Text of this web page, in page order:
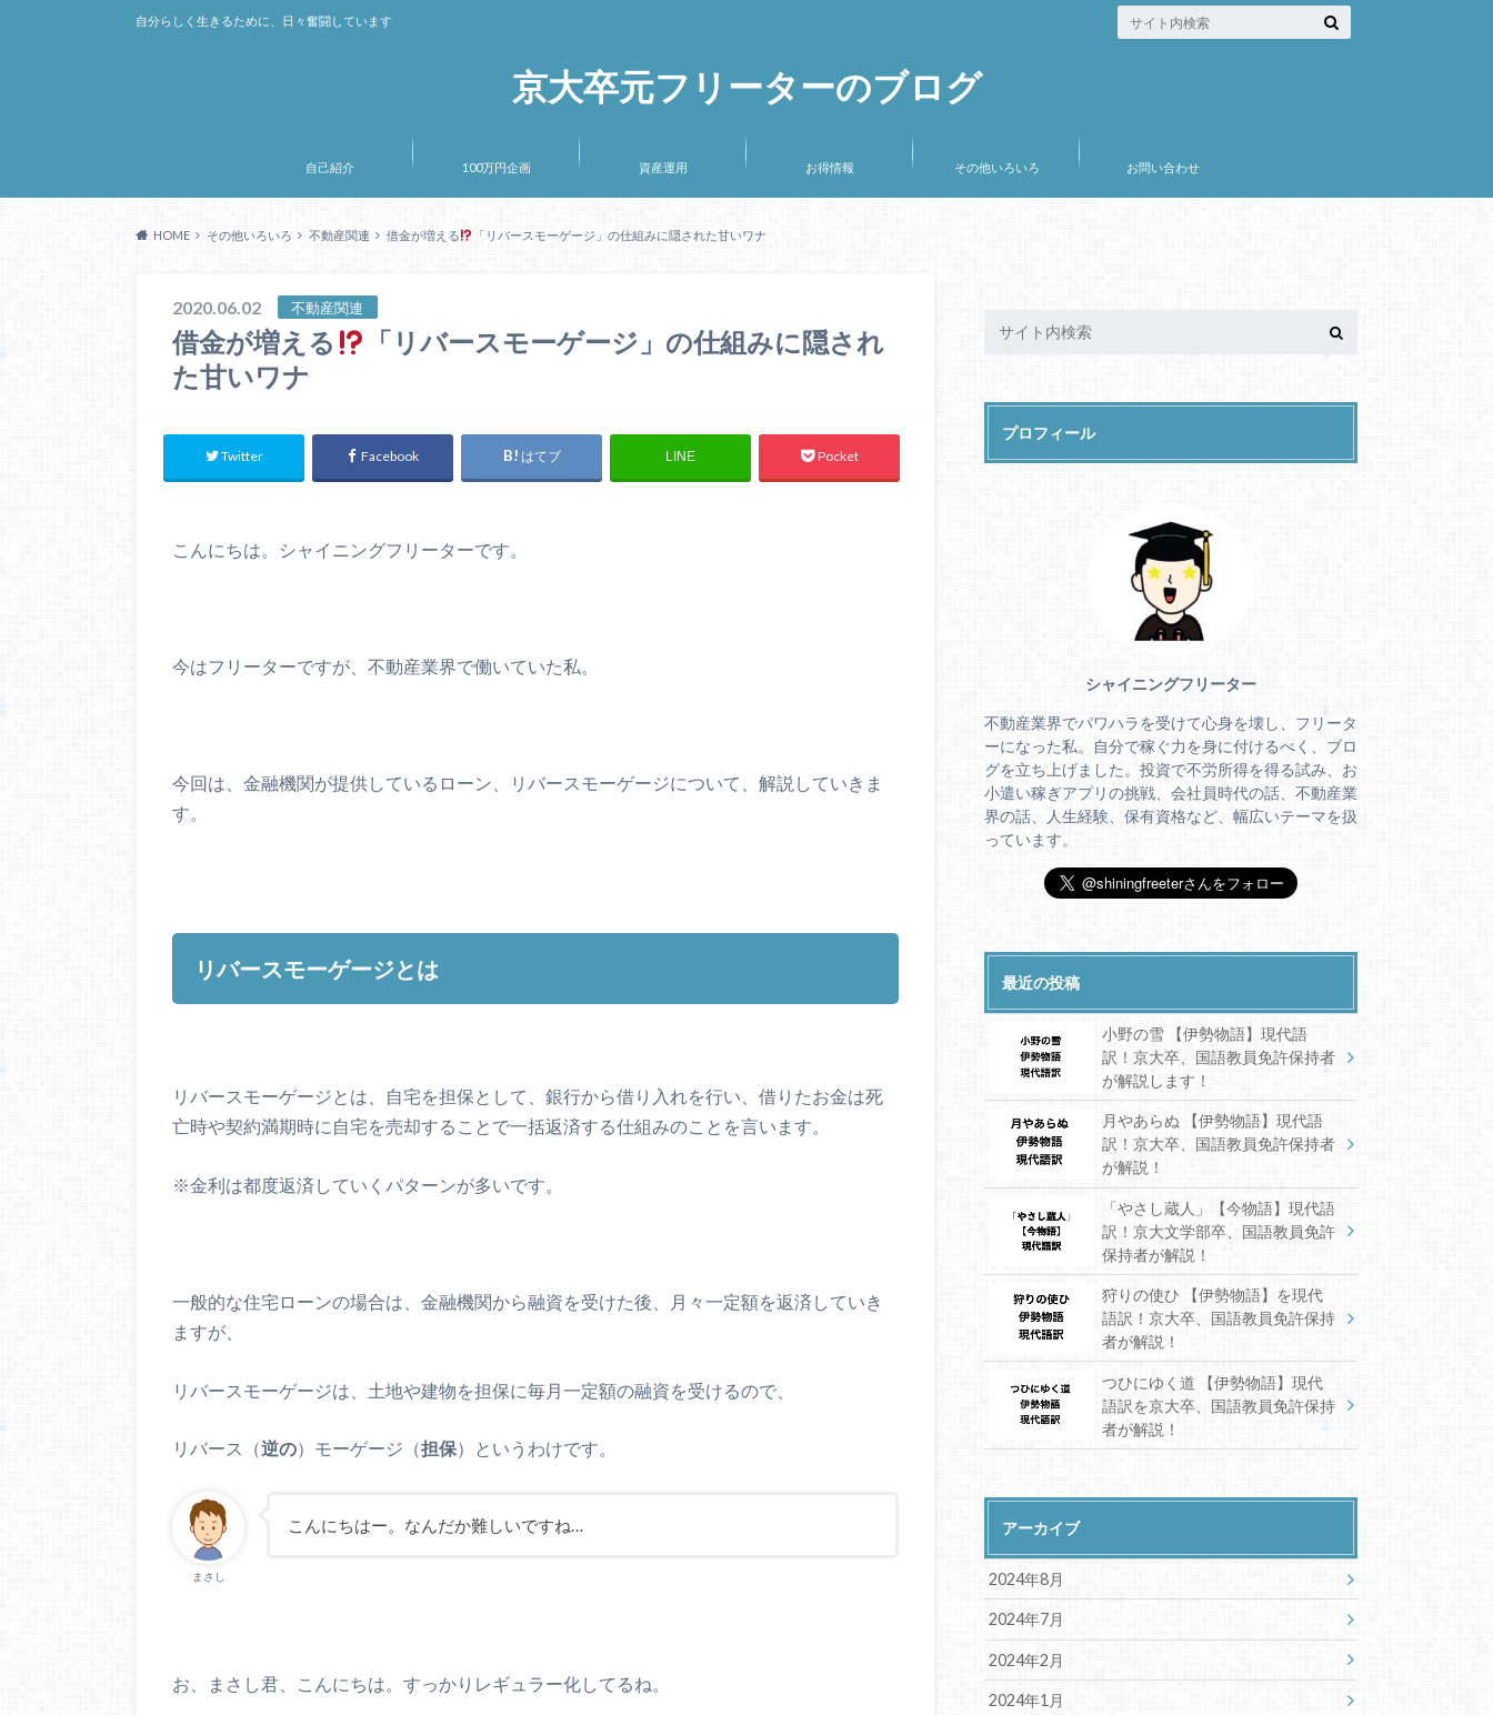
京大卒元フリーターのブログ
自分らしく生きるために、日々奮闘しています
自己紹介 100万円企画 資産運用 お得情報 その他いろいろ お問い合わせ
HOME その他いろいろ 不動産関連 借金が増える 「リバースモーゲージ」の仕組みに隠された甘いワナ
2020.06.02 不動産関連
借金が増える
「リバースモーゲージ」の仕組みに隠され
た甘いワナ
Twitter Facebook はてブ LINE Pocket
こんにちは。シャイニングフリーターです。
今はフリーターですが、不動産業界で働いていた私。
今回は、金融機関が提供しているローン、リバースモーゲージについて、解説していきま
す。
リバースモーゲージとは
リバースモーゲージとは、
自宅を担保として、銀行から借り入れを行い、借りたお金は死
亡時や契約満期時に自宅を売却することで一括返済する仕組みのことを言います。
※金利は都度返済していくパターンが多いです。
一般的な住宅ローンの場合は、金融機関から融資を受けた後、月々一定額を返済 していき
ますが、
リバースモーゲージは、土地や建物を担保に毎月一定額の融資を受けるので、
リバース（逆の）モーゲージ（担保）というわけです。
まさし
こんにちはー。なんだか難しいですね…
お、まさし君、こんにちは。すっかりレギュラー化してるね。
プロフィール
シャイニングフリーター
不動産業界でパワハラを受けて心身を壊し、フリータ
ーになった私。自分で稼ぐ力を身に付けるべく、ブロ
グを立ち上げました。投資で不労所得を得る試み、お
小遣い稼ぎアプリの挑戦、会社員時代の話、不動産業
界の話、人生経験、保有資格など、幅広いテーマを扱
っています。
最近の投稿
小野の雪 【伊勢物語】現代語
訳！京大卒、国語教員免許保持者
が解説します！
月やあらぬ 【伊勢物語】現代語
訳！京大卒、国語教員免許保持者
が解説！
「やさし蔵人」【今物語】現代語
訳！京大文学部卒、国語教員免許
保持者が解説！
狩りの使ひ 【伊勢物語】を現代
語訳！京大卒、国語教員免許保持
者が解説！
つひにゆく道 【伊勢物語】現代
語訳を京大卒、国語教員免許保持
者が解説！
アーカイブ
2024年8月
2024年7月
2024年2月
2024年1月